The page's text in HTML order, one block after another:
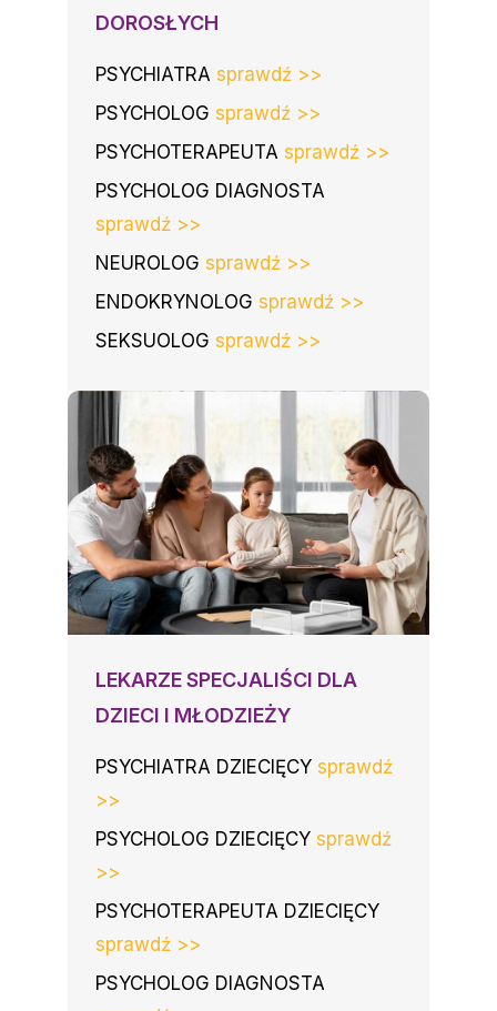
DOROSŁYCH
PSYCHIATRA sprawdź >>
PSYCHOLOG sprawdź >>
PSYCHOTERAPEUTA sprawdź >>
PSYCHOLOG DIAGNOSTA
sprawdź >>
NEUROLOG sprawdź >>
ENDOKRYNOLOG sprawdź >>
SEKSUOLOG sprawdź >>
LEKARZE SPECJALIŚCI DLA
DZIECI I MŁODZIEŻY
PSYCHIATRA DZIECIĘCY sprawdź
>>
PSYCHOLOG DZIECIĘCY sprawdź
>>
PSYCHOTERAPEUTA DZIECIĘCY
sprawdź >>
PSYCHOLOG DIAGNOSTA